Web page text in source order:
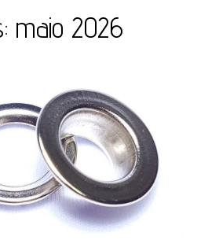
maio 2026